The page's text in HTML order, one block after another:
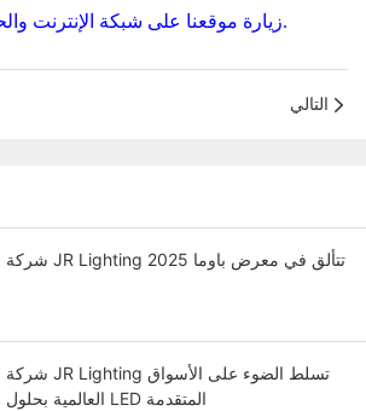
زيارة موقعنا على شبكة الإنترنت والحصول على الاقتباس.
التالي
شركة JR Lighting تتألق في معرض باوما 2025
شركة JR Lighting تسلط الضوء على الأسواق
العالمية بحلول LED المتقدمة